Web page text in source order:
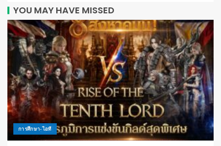
YOU MAY HAVE MISSED
การศึกษา-ไอที